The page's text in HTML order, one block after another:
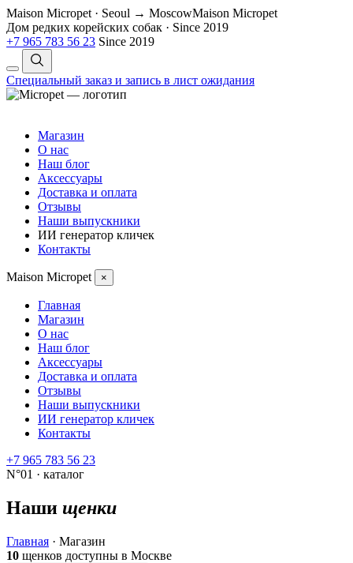
Maison Micropet · Seoul → MoscowMaison Micropet
Дом редких корейских собак · Since 2019
+7 965 783 56 23 Since 2019
Специальный заказ и запись в лист ожидания
Магазин
О нас
Наш блог
Аксессуары
Доставка и оплата
Отзывы
Наши выпускники
ИИ генератор кличек
Контакты
Maison Micropet ×
Главная
Магазин
О нас
Наш блог
Аксессуары
Доставка и оплата
Отзывы
Наши выпускники
ИИ генератор кличек
Контакты
+7 965 783 56 23
N°01 · каталог
Наши щенки
Главная · Магазин
10 щенков доступны в Москве